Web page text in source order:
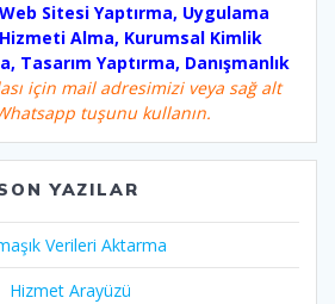
Sitesi Yaptırma, Uygulama
Alma, Kurumsal Kimlik
Tasarım Yaptırma, Danışmanlık
için mail adresimizi veya sağ alt
tuşunu kullanın.
YAZILAR
Verileri Aktarma
Hizmet Arayüzü